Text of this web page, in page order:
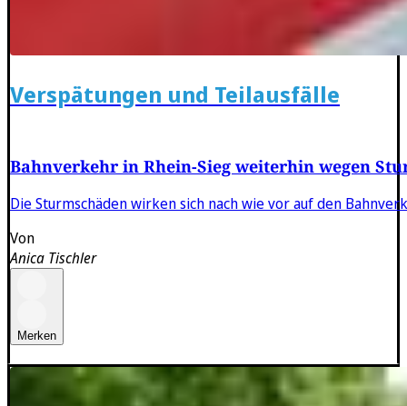
Verspätungen und Teilausfälle
Bahnverkehr in Rhein-Sieg weiterhin wegen
Die Sturmschäden wirken sich nach wie vor auf den
Von
Anica Tischler
Merken